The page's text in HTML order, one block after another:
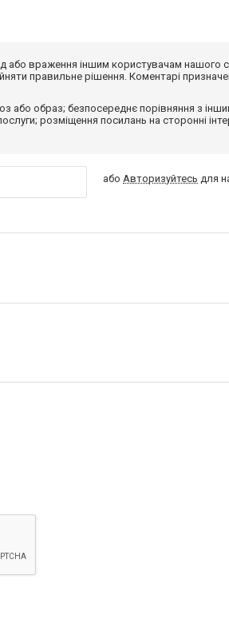
або враження іншим користувачам нашого
правильне рішення. Коментарі
або образ; безпосереднє порівняння з
розміщення посилань на сторонні
абоАвторизуйтесь для